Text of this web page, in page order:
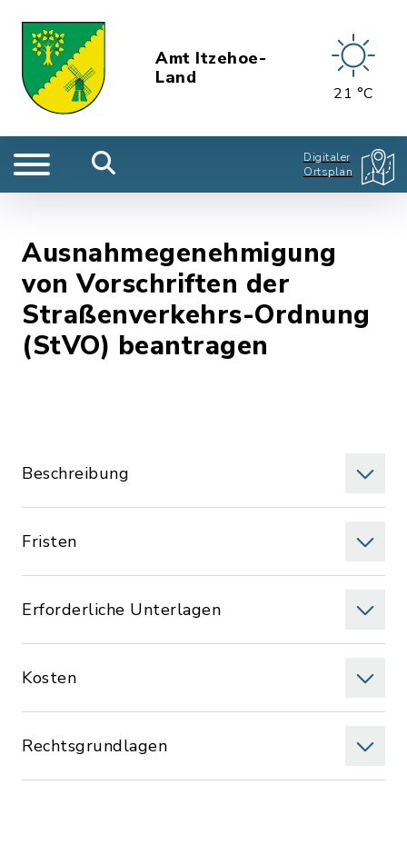
Amt Itzehoe-
Land
21 °C
Digitaler
Ortsplan
Ausnahmegenehmigung
von Vorschriften der
Straßenverkehrs-Ordnung
(StVO) beantragen
Beschreibung
Fristen
Erforderliche Unterlagen
Kosten
Rechtsgrundlagen